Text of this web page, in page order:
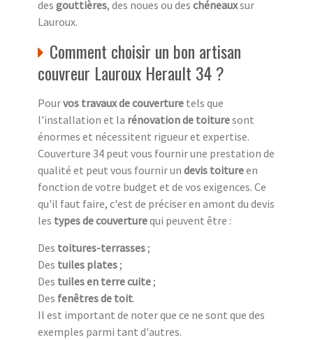
des gouttières, des noues ou des chéneauxsur
Lauroux.
Comment choisir un bon artisan
couvreur Lauroux Herault 34 ?
Pourvos travaux de couverture tels que
l'installation et la rénovation de toituresont
énormes et nécessitent rigueur et expertise.
Couverture 34 peut vous fournir une prestation de
qualité et peut vous fournir un devis toitureen
fonction de votre budget et de vos exigences. Ce
qu'il faut faire, c'est de préciser en amont du devis
les types de couverturequi peuvent être :
Des toitures-terrasses;
Des tuiles plates;
Des tuiles en terre cuite;
Des fenêtres de toit.
Il est important de noter que ce ne sont que des
exemples parmi tant d'autres.